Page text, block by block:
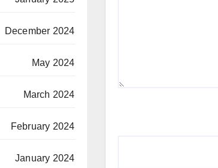
December 2024
May 2024
March 2024
February 2024
January 2024